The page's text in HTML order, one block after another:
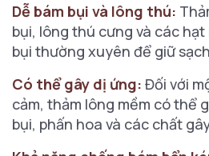
Dễ bám bụi và lông thú:
bụi, lông thú cưng và các
bụi thường xuyên để giữ
Có thể gây dị ứng: Đối với
cảm, thảm lông mềm có thể
bụi, phấn hoa và các chất